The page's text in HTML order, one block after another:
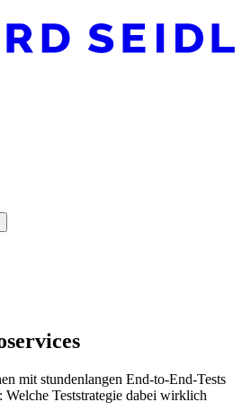
mit stundenlangen End-to-End-Tests
Teststrategie dabei wirklich